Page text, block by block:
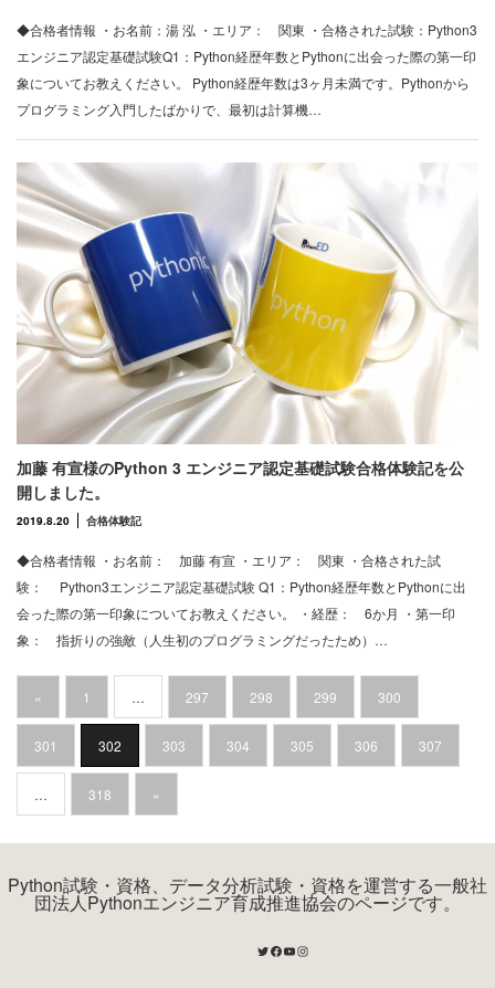
◆合格者情報 ・お名前：湯 泓 ・エリア： 関東 ・合格された試験：Python3
エンジニア認定基礎試験Q1：Python経歴年数とPythonに出会った際の第一印
象についてお教えください。 Python経歴年数は3ヶ月未満です。Pythonから
プログラミング入門したばかりで、最初は計算機…
加藤 有宣様のPython 3 エンジニア認定基礎試験合格体験記を公
開しました。
2019.8.20 合格体験記
◆合格者情報 ・お名前： 加藤 有宣 ・エリア： 関東 ・合格された試
験： Python3エンジニア認定基礎試験 Q1：Python経歴年数とPythonに出
会った際の第一印象についてお教えください。 ・経歴： 6か月 ・第一印
象： 指折りの強敵（人生初のプログラミングだったため）…
« 1 … 297 298 299 300
301 302 303 304 305 306 307
… 318 »
Python試験・資格、データ分析試験・資格を運営する一般社
団法人Pythonエンジニア育成推進協会のページです。
Twitter
Facebook
YouTube
Instagram